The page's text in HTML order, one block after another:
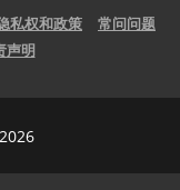
私权和政策
常问问题
声明